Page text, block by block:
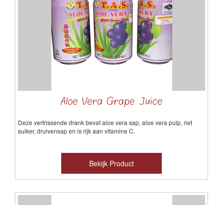
Aloe Vera Grape Juice
Deze verfrissende drank bevat aloe vera sap, aloe vera pulp, riet
suiker, druivensap en is rijk aan vitamine C.
Bekijk Product